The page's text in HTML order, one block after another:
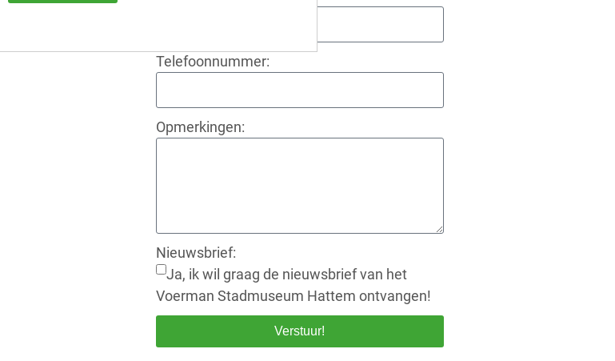
Telefoonnummer:
Opmerkingen:
Nieuwsbrief:
Ja, ik wil graag de nieuwsbrief van het
Voerman Stadmuseum Hattem ontvangen!
Verstuur!